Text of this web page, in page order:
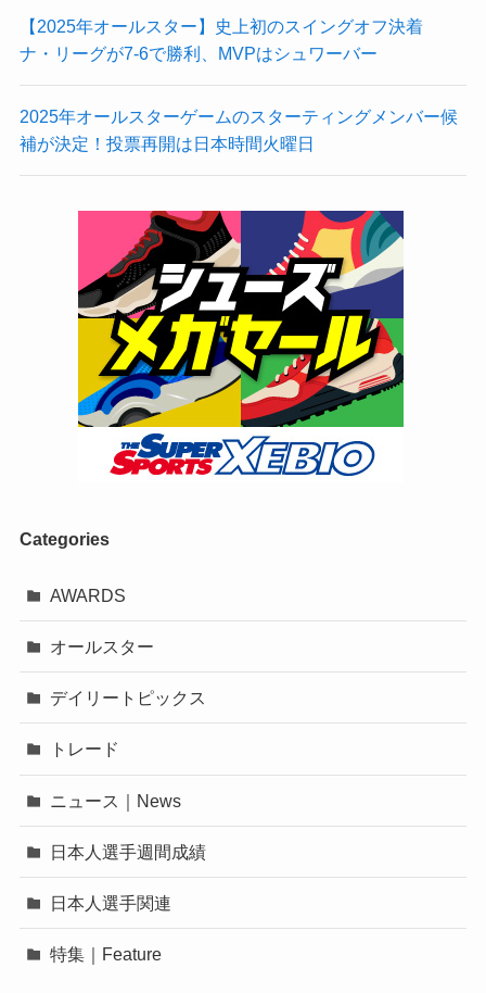
【2025年オールスター】史上初のスイングオフ決着
ナ・リーグが7-6で勝利、MVPはシュワーバー
2025年オールスターゲームのスターティングメンバー候
補が決定！投票再開は日本時間火曜日
Categories
AWARDS
オールスター
デイリートピックス
トレード
ニュース｜News
日本人選手週間成績
日本人選手関連
特集｜Feature